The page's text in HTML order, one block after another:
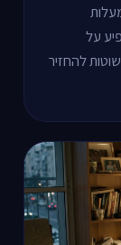
על
להחזיר